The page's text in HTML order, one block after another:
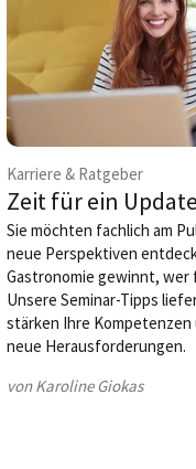
Karriere & Ratgeber
Zeit für ein Update
Sie möchten fachlich am
neue Perspektiven
Gastronomie gewinnt,
Unsere Seminar-Tipps
stärken Ihre
neue Herausforderungen.
von Karoline Giokas